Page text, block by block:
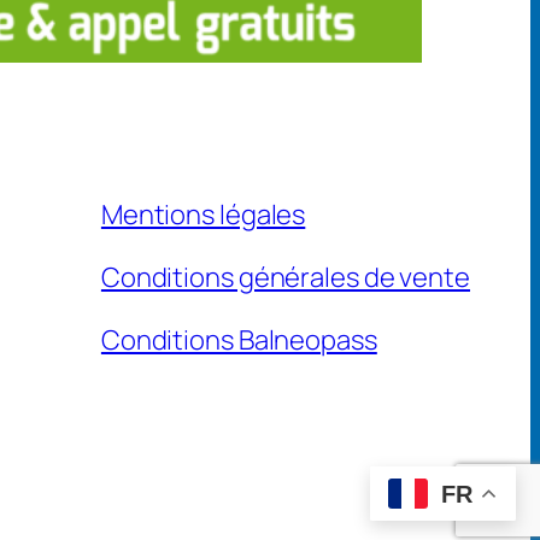
Mentions légales
Conditions générales de vente
Conditions Balneopass
FR